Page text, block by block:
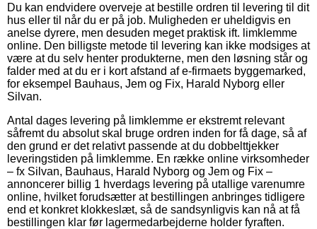
Du kan endvidere overveje at bestille ordren til levering til dit
hus eller til når du er på job. Muligheden er uheldigvis en
anelse dyrere, men desuden meget praktisk ift. limklemme
online. Den billigste metode til levering kan ikke modsiges at
være at du selv henter produkterne, men den løsning står og
falder med at du er i kort afstand af e-firmaets byggemarked,
for eksempel Bauhaus, Jem og Fix, Harald Nyborg eller
Silvan.
Antal dages levering på limklemme er ekstremt relevant
såfremt du absolut skal bruge ordren inden for få dage, så af
den grund er det relativt passende at du dobbelttjekker
leveringstiden på limklemme. En række online virksomheder
– fx Silvan, Bauhaus, Harald Nyborg og Jem og Fix –
annoncerer billig 1 hverdags levering på utallige varenumre
online, hvilket forudsætter at bestillingen anbringes tidligere
end et konkret klokkeslæt, så de sandsynligvis kan nå at få
bestillingen klar før lagermedarbejderne holder fyraften.